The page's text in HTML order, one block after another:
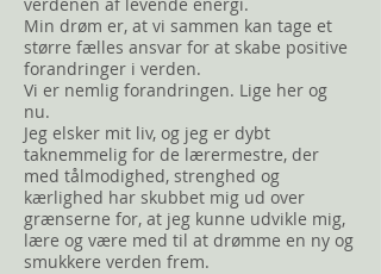
Min drøm er, at vi sammen kan tage et
større fælles ansvar for at skabe positive
forandringer i verden.
Vi er nemlig forandringen. Lige her og
nu.
Jeg elsker mit liv, og jeg er dybt
taknemmelig for de lærermestre, der
med tålmodighed, strenghed og
kærlighed har skubbet mig ud over
grænserne for, at jeg kunne udvikle mig,
lære og være med til at drømme en ny og
smukkere verden frem.